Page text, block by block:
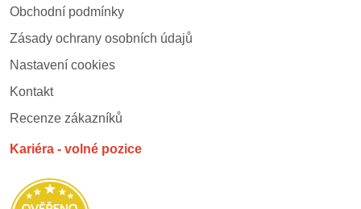
Obchodní podmínky
Zásady ochrany osobních údajů
Nastavení cookies
Kontakt
Recenze zákazníků
Kariéra - volné pozice